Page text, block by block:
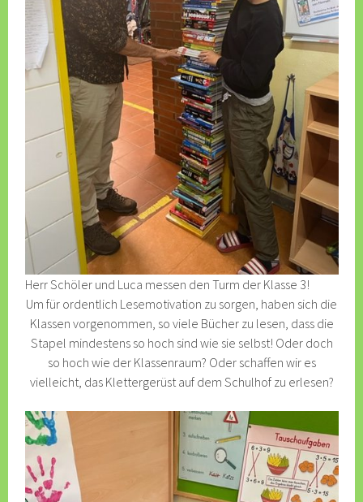
Herr Schöler und Luca messen den Turm der Klasse 3!
Um für ordentlich Lesemotivation zu sorgen, haben sich die
Klassen vorgenommen, so viele Bücher zu lesen, dass die
Stapel mindestens so hoch sind wie sie selbst! Oder doch
so hoch wie der Klassenraum? Oder schaffen wir es
vielleicht, das Klettergerüst auf dem Schulhof zu erlesen?